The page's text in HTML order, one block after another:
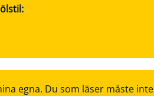
egna. Du som läser måste